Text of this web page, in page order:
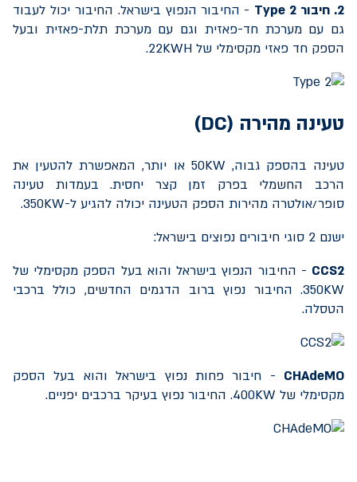
2. חיבור Type 2 - החיבור הנפוץ בישראל. החיבור יכול לעבוד
גם עם מערכת חד-פאזית וגם עם מערכת תלת-פאזית ובעל
הספק חד פאזי מקסימלי של 22KWH
.
טעינה מהירה (DC
)
טעינה בהספק גבוה, 50KW או יותר, המאפשרת להטעין את
הרכב החשמלי בפרק זמן קצר יחסית. בעמדות טעינה
סופר/אולטרה מהירות הספק הטעינה יכולה להגיע ל-350KW
.
ישנם 2 סוגי חיבורים נפוצים בישראל:
CCS2 - החיבור הנפוץ בישראל והוא בעל הספק מקסימלי של
350KW. החיבור נפוץ ברוב הדגמים החדשים, כולל ברכבי
הטסלה.
CHAdeMO - חיבור פחות נפוץ בישראל והוא בעל הספק
מקסימלי של 400KW. החיבור נפוץ בעיקר ברכבים יפניים.